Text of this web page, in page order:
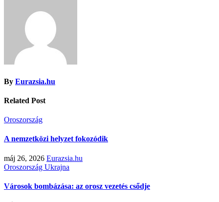
By Eurazsia.hu
Related Post
Oroszország
A nemzetközi helyzet fokozódik
máj 26, 2026 Eurazsia.hu
Oroszország Ukrajna
Városok bombázása: az orosz vezetés csődje